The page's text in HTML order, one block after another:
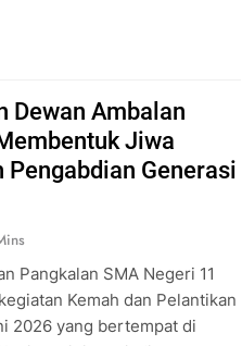
Dewan Ambalan
Jiwa
Generasi
Pangkalan SMA Negeri 11
Kemah dan Pelantikan
2026 yang bertempat di